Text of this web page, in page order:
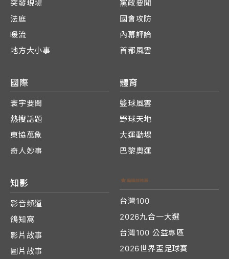
突發現場
法庭
暖流
地方大小事
黨政要聞
國會攻防
內幕評論
首都風雲
國際
寰宇要聞
熱搜話題
東協萬象
奇人妙事
體育
籃球風雲
野球天地
大運動場
巴黎奧運
知影
影音頻道
鴿知窩
影片故事
圖片故事
台灣100
2026九合一大選
台灣100 公益專區
2026世界盃足球賽